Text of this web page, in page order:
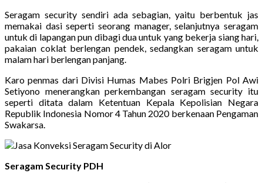
Seragam security sendiri ada sebagian, yaitu berbentuk jas
memakai dasi seperti seorang manager, selanjutnya seragam
untuk di lapangan pun dibagi dua untuk yang bekerja siang hari,
pakaian coklat berlengan pendek, sedangkan seragam untuk
malam hari berlengan panjang.
Karo penmas dari Divisi Humas Mabes Polri Brigjen Pol Awi
Setiyono menerangkan perkembangan seragam security itu
seperti ditata dalam Ketentuan Kepala Kepolisian Negara
Republik Indonesia Nomor 4 Tahun 2020 berkenaan Pengaman
Swakarsa.
Seragam Security PDH